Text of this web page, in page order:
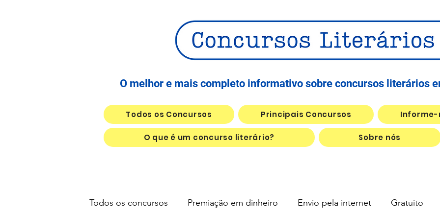
O melhor e mais completo informativo sobre concursos literários
Todos os Concursos Principais Concursos Informe-
O que é um concurso literário? Sobre nós
Todos os concursos Premiação em dinheiro Envio pela internet Gratuito